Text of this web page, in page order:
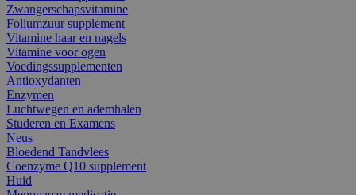
Zwangerschapsvitamine
Foliumzuur supplement
Vitamine haar en nagels
Vitamine voor ogen
Voedingssupplementen
Antioxydanten
Enzymen
Luchtwegen en ademhalen
Studeren en Examens
Neus
Bloedend Tandvlees
Coenzyme Q10 supplement
Huid